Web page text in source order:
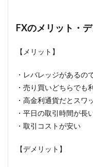
FXのメリット・
【メリット】
・レバレッジがあるの
・売り買いどちらでも
・高金利通貨だとスワ
・平日の取引時間が長
・取引コストが安い
【デメリット】